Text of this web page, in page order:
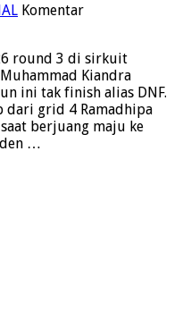
Komentar
round 3 di sirkuit
Kiandra
ini tak finish alias DNF.
dari grid 4 Ramadhipa
berjuang maju ke
…